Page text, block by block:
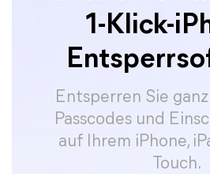
1-Klick-
Entsperren Sie
Passcodes und
auf Ihrem iPhone,
Touch.